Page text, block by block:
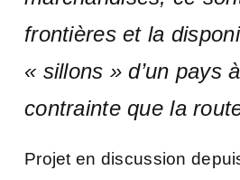
frontières et la
« sillons » d’un pays
contrainte que la
Projet en discussion